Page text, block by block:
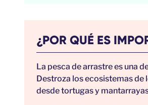
¿POR QUÉ ES
La pesca de arrastre es una
Destroza los ecosistemas
desde tortugas y